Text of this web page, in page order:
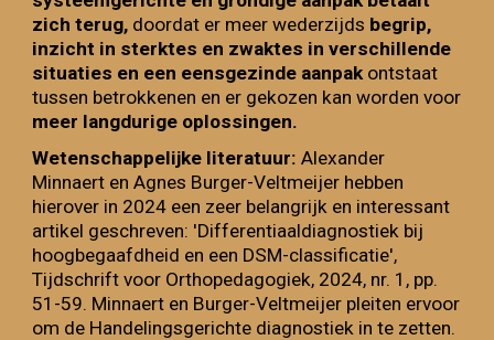
zich terug, doordat er meer wederzijds begrip,
inzicht in sterktes en zwaktes in verschillende
situaties en een eensgezinde aanpak ontstaat
tussen betrokkenen en er gekozen kan worden voor
meer langdurige oplossingen.
Wetenschappelijke literatuur:Alexander
Minnaert en Agnes Burger-Veltmeijer hebben
hierover in 2024 een zeer belangrijk en interessant
artikel geschreven: 'Differentiaaldiagnostiek bij
hoogbegaafdheid en een DSM-classificatie',
Tijdschrift voor Orthopedagogiek, 2024, nr. 1, pp.
51-59. Minnaert en Burger-Veltmeijer pleiten ervoor
om de Handelingsgerichte diagnostiek in te zetten.